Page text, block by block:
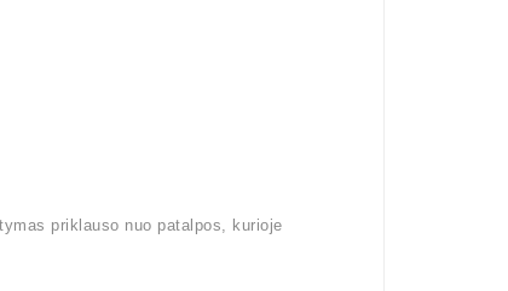
priklauso nuo patalpos, kurioje